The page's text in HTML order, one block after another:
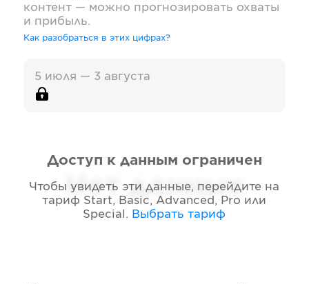
контент — можно прогнозировать охваты
и прибыль.
Как разобраться в этих цифрах?
5 июля — 3 августа
Нет данных
Доступ к данным ограничен
Чтобы увидеть эти данные, перейдите на
тариф Start, Basic, Advanced, Pro или
Special . Выбрать тариф